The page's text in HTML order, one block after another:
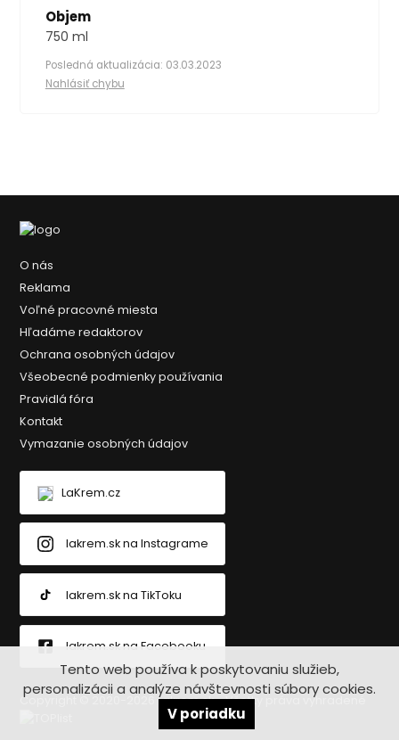
Objem
750 ml
Posledná aktualizácia: 03.03.2023
Nahlásiť chybu
O nás
Reklama
Voľné pracovné miesta
Hľadáme redaktorov
Ochrana osobných údajov
Všeobecné podmienky používania
Pravidlá fóra
Kontakt
Vymazanie osobných údajov
LaKrem.cz
lakrem.sk na Instagrame
lakrem.sk na TikToku
lakrem.sk na Facebooku
Copyright © 2020-2026 Lakrem.sk - Všetky práva vyhradené
Tento web používa k poskytovaniu služieb,
personalizácii a analýze návštevnosti súbory cookies.
V poriadku